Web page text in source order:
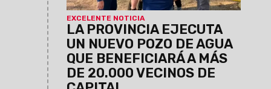
EXCELENTE NOTICIA
LA PROVINCIA EJECUTA
UN NUEVO POZO DE AGUA
QUE BENEFICIARÁ A MÁS
DE 20.000 VECINOS DE